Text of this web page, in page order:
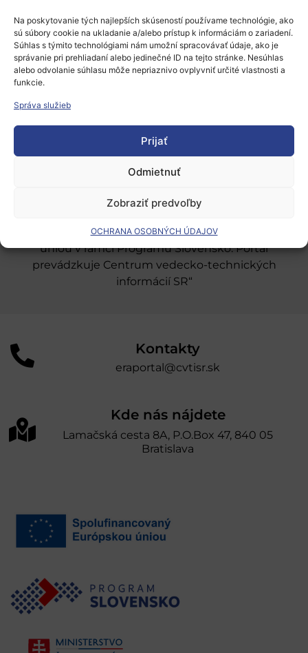
Na poskytovanie tých najlepších skúseností používame technológie, ako
sú súbory cookie na ukladanie a/alebo prístup k informáciám o zariadení.
Súhlas s týmito technológiami nám umožní spracovávať údaje, ako je
správanie pri prehliadaní alebo jedinečné ID na tejto stránke. Nesúhlas
alebo odvolanie súhlasu môže nepriaznivo ovplyvniť určité vlastnosti a
funkcie.
Správa služieb
Prijať
Odmietnuť
Zobraziť predvoľby
OCHRANA OSOBNÝCH ÚDAJOV
Európsky výskumný priestor
Grantové programy pre výskum
„Projekt SK4ERA II je spolufinancovaný Európskou
úniou v rámci Programu Slovensko. Portál
prevádzkuje Centrum vedecko-technických
informácií SR“
Kontakty
eraportal@cvtisr.sk
Kde nás nájdete
Lamačská cesta 8A, P.O.Box 47, 840 05
Bratislava